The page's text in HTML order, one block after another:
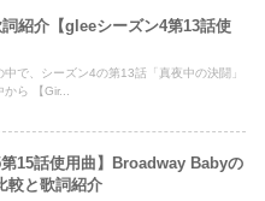
紹介【gleeシーズン4第13話使
で、シーズン4の第13話「真夜中の決闘」
から 【Gir...
第15話使用曲】Broadway Babyの
較と歌詞紹介